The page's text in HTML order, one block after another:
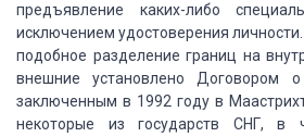
предъявление каких-либо
исключением удостоверения личности.
подобное разделение границ на
внешние установлено Договором о
заключенным в 1992 году в
некоторые из государств СНГ, в